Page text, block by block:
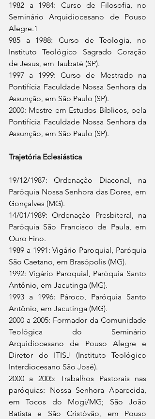
1982 a 1984: Curso de Filosofia, no
Seminário Arquidiocesano de Pouso
Alegre.1
985 a 1988: Curso de Teologia, no
Instituto Teológico Sagrado Coração
de Jesus, em Taubaté (SP).
1997 a 1999: Curso de Mestrado na
Pontifícia Faculdade Nossa Senhora da
Assunção, em São Paulo (SP).
2000: Mestre em Estudos Bíblicos, pela
Pontifícia Faculdade Nossa Senhora da
Assunção, em São Paulo (SP).
Trajetória Eclesiástica
19/12/1987: Ordenação Diaconal, na
Paróquia Nossa Senhora das Dores, em
Gonçalves (MG).
14/01/1989: Ordenação Presbiteral, na
Paróquia São Francisco de Paula, em
Ouro Fino.
1989 a 1991: Vigário Paroquial, Paróquia
São Caetano, em Brasópolis (MG).
1992: Vigário Paroquial, Paróquia Santo
Antônio, em Jacutinga (MG).
1993 a 1996: Pároco, Paróquia Santo
Antônio, em Jacutinga (MG).
2000 a 2005: Formador da Comunidade
Teológica do Seminário
Arquidiocesano de Pouso Alegre e
Diretor do ITISJ (Instituto Teológico
Interdiocesano São José).
2000 a 2005: Trabalhos Pastorais nas
paróquias: Nossa Senhora Aparecida,
em Tocos do Mogi/MG; São João
Batista e São Cristóvão, em Pouso